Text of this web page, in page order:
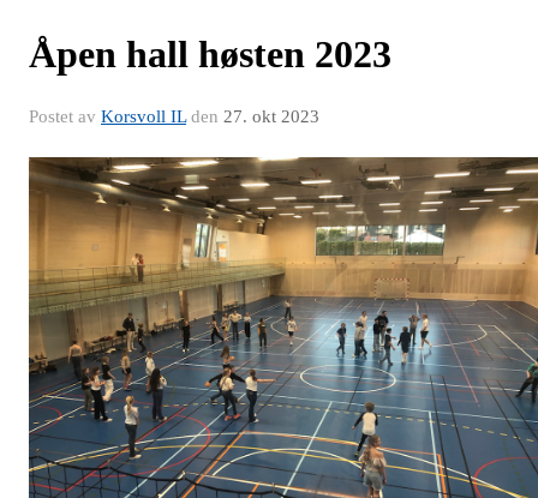
Åpen hall høsten 2023
Postet av Korsvoll ILden 27. okt 2023